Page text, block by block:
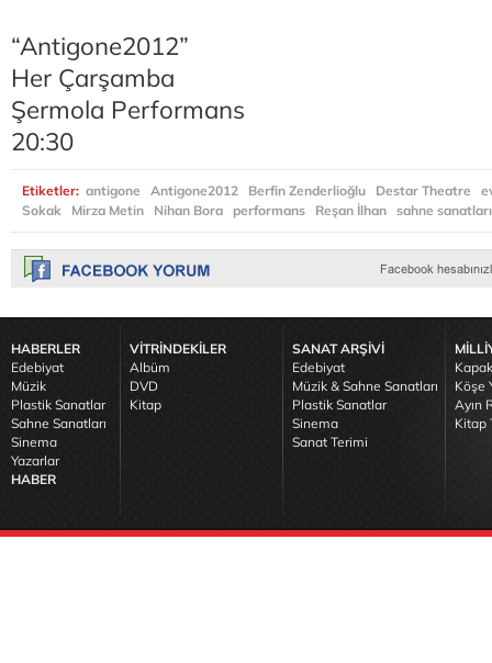
“Antigone2012”
Her Çarşamba
Şermola Performans
20:30
Etiketler: antigone Antigone2012 Berfin Zenderlioğlu Destar Theatre
Sokak
Mirza Metin Nihan Bora performans Reşan İlhan sahne sanatları
HABERLER
Edebiyat
Müzik
Plastik Sanatlar
Sahne Sanatları
Sinema
Yazarlar
HABER
VİTRİNDEKİLER
Albüm
DVD
Kitap
SANAT ARŞİVİ
Edebiyat
Müzik & Sahne Sanatları
Plastik Sanatlar
Sinema
Sanat Terimi
Köşe
Ayın
Kitap